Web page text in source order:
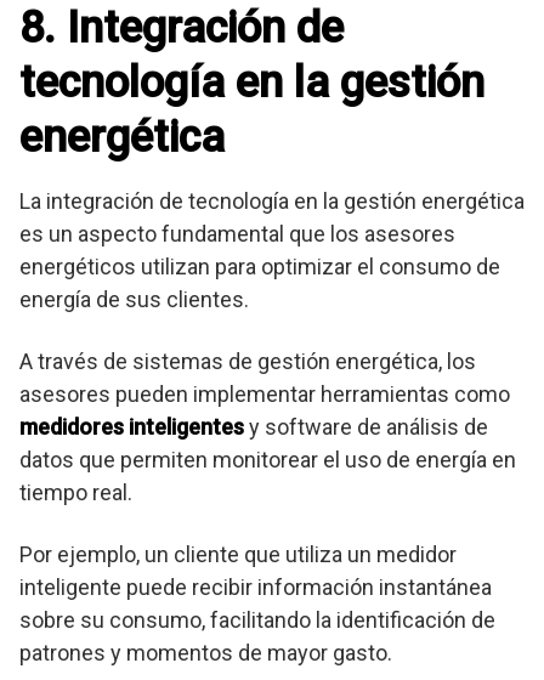
8. Integración de
tecnología en la gestión
energética
La integración de tecnología en la gestión energética
es un aspecto fundamental que los asesores
energéticos utilizan para optimizar el consumo de
energía de sus clientes.
A través de sistemas de gestión energética, los
asesores pueden implementar herramientas como
medidores inteligentesy software de análisis de
datos que permiten monitorear el uso de energía en
tiempo real.
Por ejemplo, un cliente que utiliza un medidor
inteligente puede recibir información instantánea
sobre su consumo, facilitando la identificación de
patrones y momentos de mayor gasto.